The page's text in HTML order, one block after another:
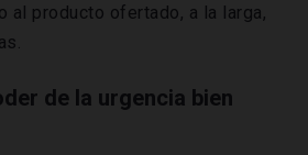
al producto ofertado, a la larga,
de la urgencia bien